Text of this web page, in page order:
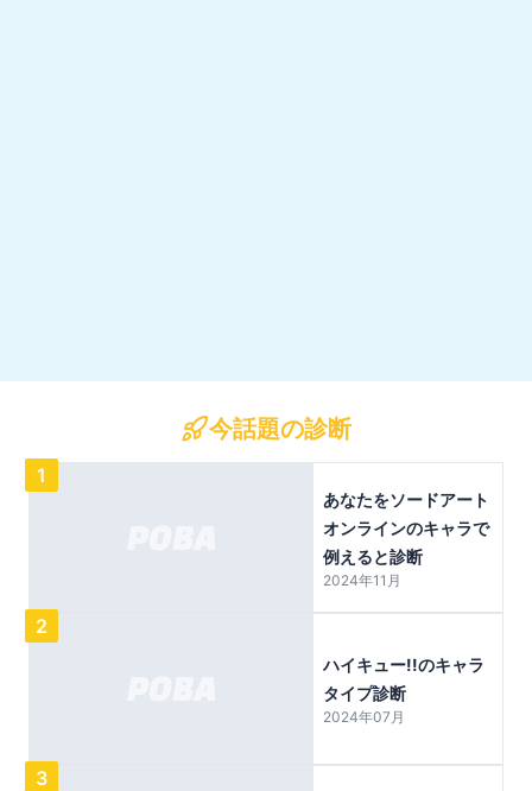
今話題の診断
1
あなたをソードアート
オンラインのキャラで
例えると診断
2024年11月
2
ハイキュー!!のキャラ
タイプ診断
2024年07月
3